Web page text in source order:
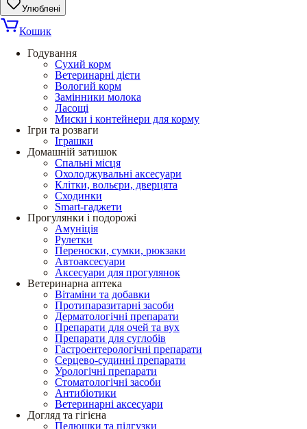
Улюблені
Кошик
Годування
Сухий корм
Ветеринарні дієти
Вологий корм
Замінники молока
Ласощі
Миски і контейнери для корму
Ігри та розваги
Іграшки
Домашній затишок
Спальні місця
Охолоджувальні аксесуари
Клітки, вольєри, дверцята
Сходинки
Smart-гаджети
Прогулянки і подорожі
Амуніція
Рулетки
Переноски, сумки, рюкзаки
Автоаксесуари
Аксесуари для прогулянок
Ветеринарна аптека
Вітаміни та добавки
Протипаразитарні засоби
Дерматологічні препарати
Препарати для очей та вух
Препарати для суглобів
Гастроентерологічні препарати
Серцево-судинні препарати
Урологічні препарати
Стоматологічні засоби
Антибіотики
Ветеринарні аксесуари
Догляд та гігієна
Пелюшки та підгузки